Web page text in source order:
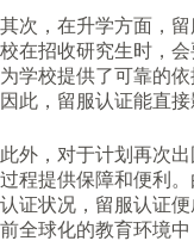
其次，在升学方面，
校在招收研究生时，
为学校提供了可靠的
因此，留服认证能直
此外，对于计划再次
过程提供保障和便利
认证状况，留服认证
前全球化的教育环境